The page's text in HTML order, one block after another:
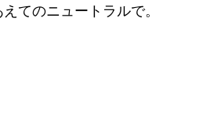
てのニュートラルで。